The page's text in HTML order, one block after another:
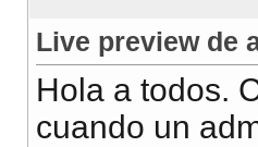
Live preview de
Hola a todos.
cuando un